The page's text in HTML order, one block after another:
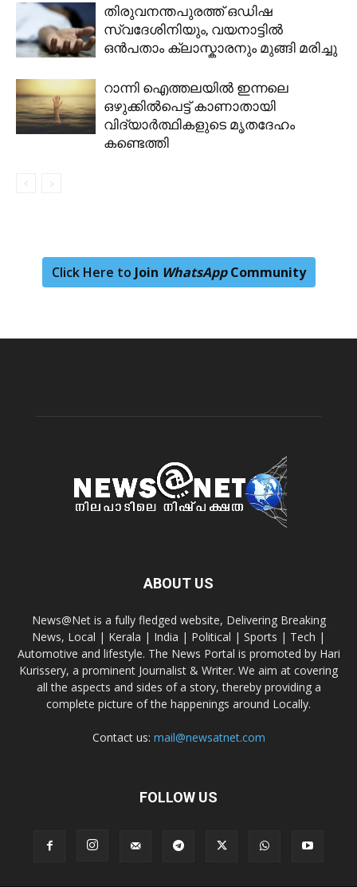
തിരുവനന്തപുരത്ത് ഒഡിഷ
സ്വദേശിനിയും, വയനാട്ടിൽ
ഒൻപതാം ക്ലാസ്കാരനും മുങ്ങി മരിച്ചു
റാന്നി ഐത്തലയിൽ ഇന്നലെ
ഒഴുക്കിൽപെട്ട് കാണാതായി
വിദ്യാർത്ഥികളുടെ മൃതദേഹം
കണ്ടെത്തി
Click Here to Join WhatsAppCommunity
ABOUT US
News@Net is a fully fledged website, Delivering Breaking
News, Local | Kerala | India | Political | Sports | Tech |
Automotive and lifestyle. The News Portal is promoted by Hari
Kurissery, a prominent Journalist & Writer. We aim at covering
all the aspects and sides of a story, thereby providing a
complete picture of the happenings around Locally.
Contact us: mail@newsatnet.com
FOLLOW US